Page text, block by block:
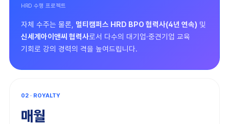
교육멤버
성수멤버
HRD 수행 프로젝트
자체 수주는 물론, 멀티캠퍼스 HRD BPO 협력사(4년 연속) 및
신세계아이앤씨 협력사로서 다수의 대기업·중견기업 교육
기회로 강의 경력의 격을 높여드립니다.
02 · ROYALTY
매월